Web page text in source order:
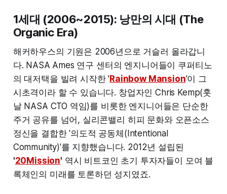
1세대 (2006~2015): 낭만의 시대 (The
Organic Era)
해커하우스의 기원은 2006년으로 거슬러 올라갑니
다. NASA Ames 연구 센터의 엔지니어들이 쿠퍼티노
의 대저택을 빌려 시작한 'Rainbow Mansion'이 그
시초격이라 할 수 있습니다. 창업자인 Chris Kemp(훗
날 NASA CTO 역임)를 비롯한 엔지니어들은 단순한
주거 공유를 넘어, 실리콘밸리 히피 문화와 오픈소스
정신을 결합한 '의도적 공동체(Intentional
Community)'를 지향했습니다. 2012년 설립된
'20Mission' 역시 비트코인 초기 투자자들이 모여 블
록체인의 미래를 토론하던 성지였죠.